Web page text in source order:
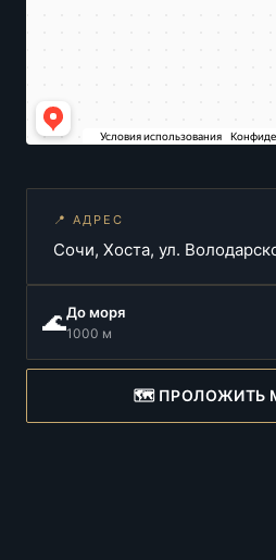
📍 АДРЕС
Сочи, Хоста, ул.
🌊До моря
1000 м
🗺️ ПРОЛОЖИТЬ